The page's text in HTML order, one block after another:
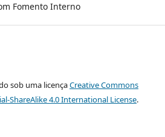
Fomento Interno
sob uma licençaCreative Commons
ShareAlike 4.0 International License.